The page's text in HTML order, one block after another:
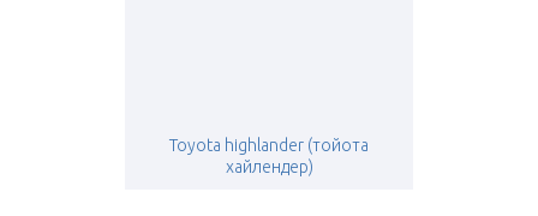
Toyota highlander (тойота
хайлендер)